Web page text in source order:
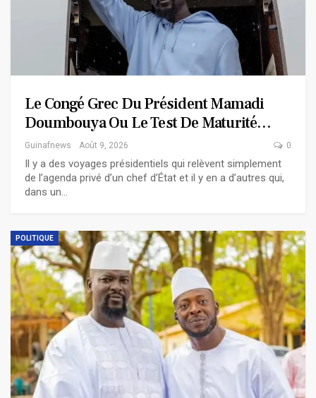
Le Congé Grec Du Président Mamadi
Doumbouya Ou Le Test De Maturité…
Guinafnews Août 9, 2026 0
Il y a des voyages présidentiels qui relèvent simplement
de l’agenda privé d’un chef d’État et il y en a d’autres qui,
dans un…
POLITIQUE